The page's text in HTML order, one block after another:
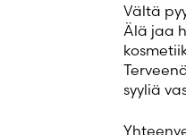
Vältä
Älä jaa
syyliä